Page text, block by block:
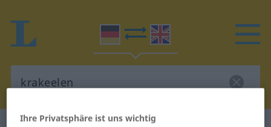
Ihre Privatsphäre ist uns wichtig